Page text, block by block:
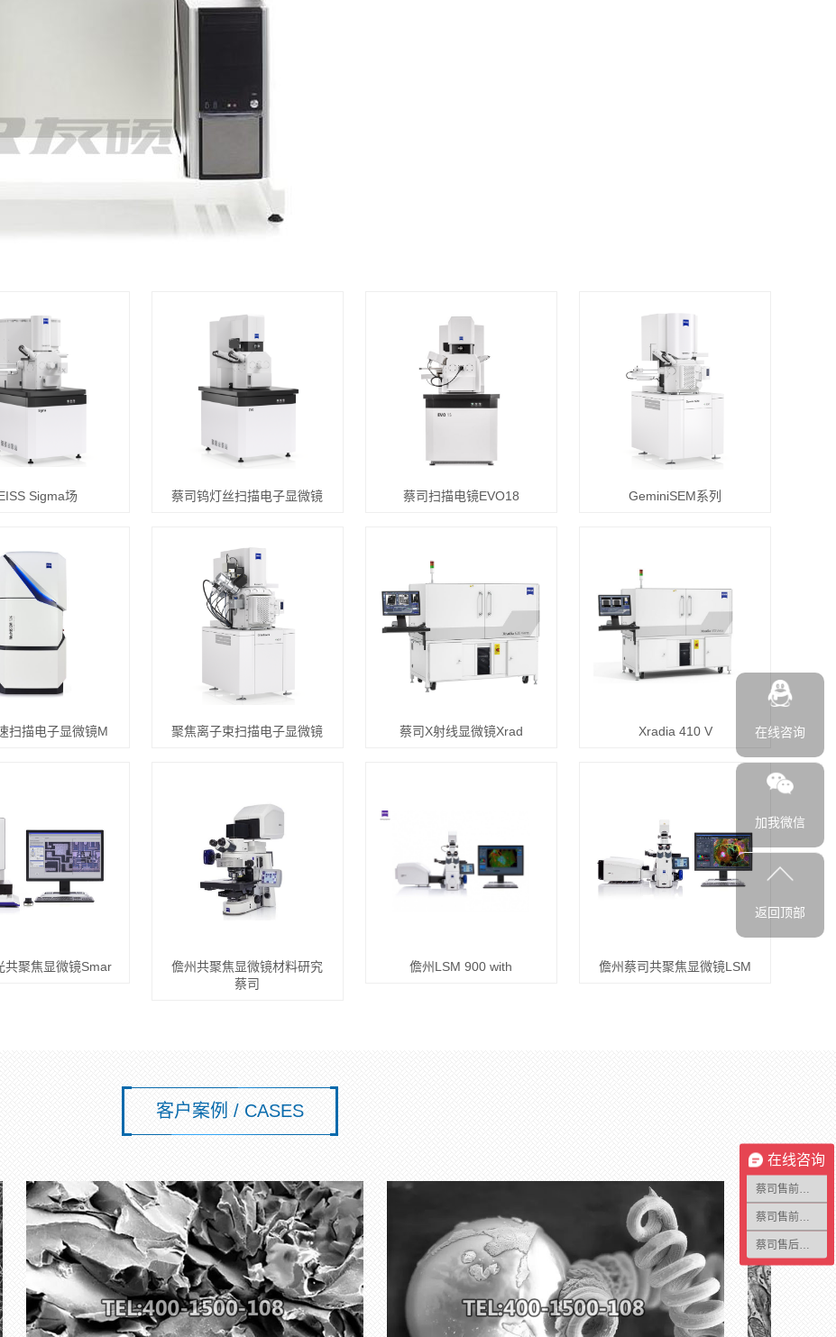
Sigma场 蔡司钨灯丝扫描电子显微镜 蔡司扫描电镜EVO18 GeminiSEM系列
扫描电子显微镜M 聚焦离子束扫描电子显微镜 蔡司X射线显微镜Xrad Xradia 410 V
共聚焦显微镜Smar
儋州共聚焦显微镜材料研究
蔡司
儋州LSM 900 with 儋州蔡司共聚焦显微镜LSM
客户案例 / CASES
在线咨询
加我微信
返回顶部
在线咨询